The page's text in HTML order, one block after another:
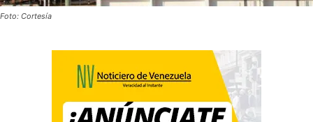
Foto: Cortesía